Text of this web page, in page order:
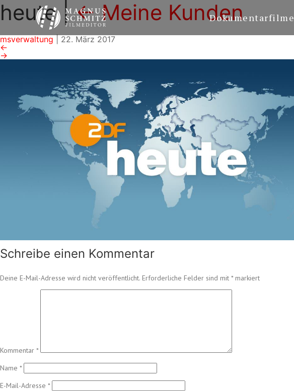
Dokumentarfilme
heute| ←Meine Kunden
msverwaltung
22. März 2017
←
→
Schreibe einen Kommentar
Deine E-Mail-Adresse wird nicht veröffentlicht. Erforderliche Felder sind mit *markiert
Kommentar *
Name *
E-Mail-Adresse *